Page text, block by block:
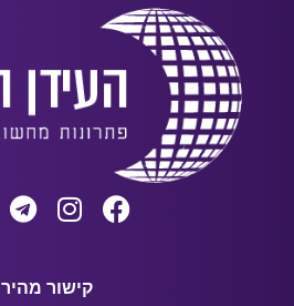
קישור מהיר